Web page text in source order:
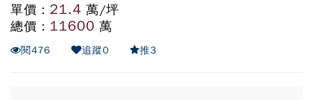
單價 : 21.4 萬/坪
總價 : 11600 萬
閱476 追蹤0 推3